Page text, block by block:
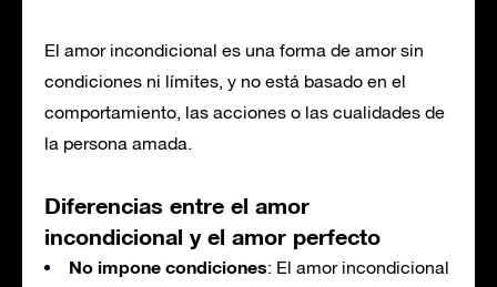
El amor incondicional es una forma de amor sin
condiciones ni límites, y no está basado en el
comportamiento, las acciones o las cualidades de
la persona amada.
Diferencias entre el amor
incondicional y el amor perfecto
No impone condiciones: El amor incondicional